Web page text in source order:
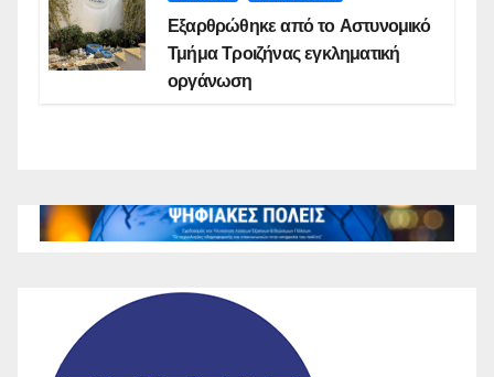
Εξαρθρώθηκε από το Αστυνομικό
Τμήμα Τροιζήνας εγκληματική
οργάνωση